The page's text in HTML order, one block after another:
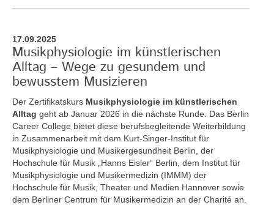
17.09.2025
Musikphysiologie im künstlerischen
Alltag – Wege zu gesundem und
bewusstem Musizieren
Der Zertifikatskurs Musikphysiologie im künstlerischen
Alltag geht ab Januar 2026 in die nächste Runde. Das Berlin
Career College bietet diese berufsbegleitende Weiterbildung
in Zusammenarbeit mit dem Kurt-Singer-Institut für
Musikphysiologie und Musikergesundheit Berlin, der
Hochschule für Musik „Hanns Eisler“ Berlin, dem Institut für
Musikphysiologie und Musikermedizin (IMMM) der
Hochschule für Musik, Theater und Medien Hannover sowie
dem Berliner Centrum für Musikermedizin an der Charité an.